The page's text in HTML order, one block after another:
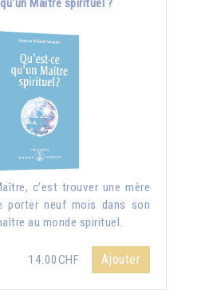
Maître spirituel ?
c’est trouver une mère
porter neuf mois dans son
au monde spirituel.
14.00CHF Ajouter